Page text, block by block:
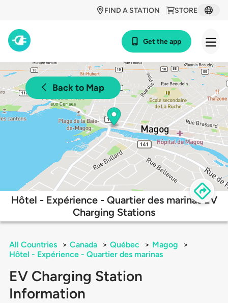
STORE
FIND A STATION
Get the app
Back to Map
Hôtel - Expérience - Quartier des marinas EV
Charging Stations
All Countries > Canada > Québec > Magog
>
Hôtel - Expérience - Quartier des marinas
EV Charging Station
Information